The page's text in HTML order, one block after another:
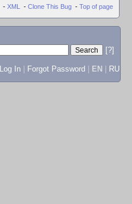
- XML - Clone This Bug - Top of page
[?]
Log In Forgot Password EN RU